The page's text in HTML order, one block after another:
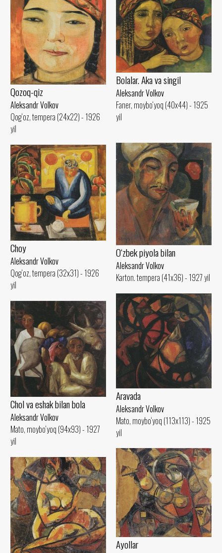
Qozoq-qiz
Aleksandr Volkov
Qog‘oz, tempera (24x22) - 1926
yil
Bolalar. Aka va singil
Aleksandr Volkov
Faner, moybo‘yoq (40x44) - 1925
yil
O‘zbek piyola bilan
Aleksandr Volkov
Karton. tempera (41x36) - 1927 yil
Choy
Aleksandr Volkov
Qog‘oz, tempera (32x31) - 1926
yil
Aravada
Aleksandr Volkov
Mato, moybo‘yoq (113x113) - 1925
yil
Chol va eshak bilan bola
Aleksandr Volkov
Mato, moybo‘yoq (94x93) - 1927
yil
Ayollar